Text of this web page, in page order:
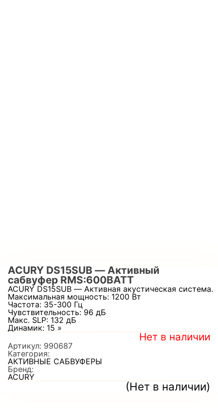
ACURY DS15SUB — Активный
сабвуфер RMS:600ВАТT
(Нет в наличии)
ACURY DS15SUB — Активная акустическая система.
Максимальная мощность: 1200 Вт
Частота: 35-300 Гц
Чувствительность: 96 дБ
Макс. SLP: 132 дБ
Динамик: 15 »
Нет в наличии
Артикул: 990687
Категория:
АКТИВНЫЕ САБВУФЕРЫ
Бренд:
ACURY